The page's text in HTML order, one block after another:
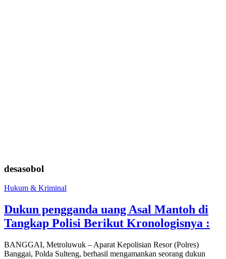
desasobol
Hukum & Kriminal
Dukun pengganda uang Asal Mantoh di
Tangkap Polisi Berikut Kronologisnya :
BANGGAI, Metroluwuk – Aparat Kepolisian Resor (Polres)
Banggai, Polda Sulteng, berhasil mengamankan seorang dukun